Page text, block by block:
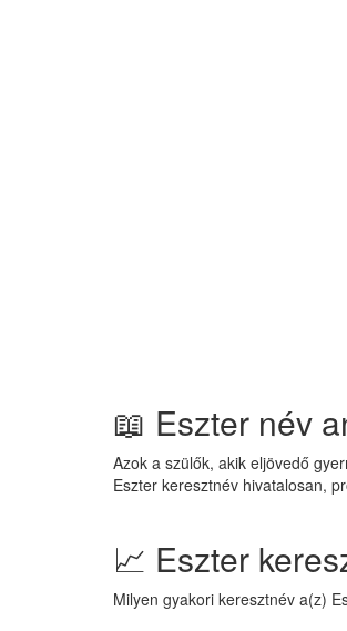
📖 Eszter név
Azok a szülők, akik eljövedő
Eszter keresztnév hivatalosan,
📈 Eszter
Milyen gyakori keresztnév a(z)